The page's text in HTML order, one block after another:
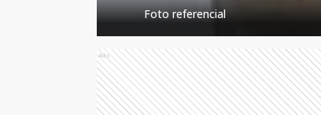
Foto referencial
Ads